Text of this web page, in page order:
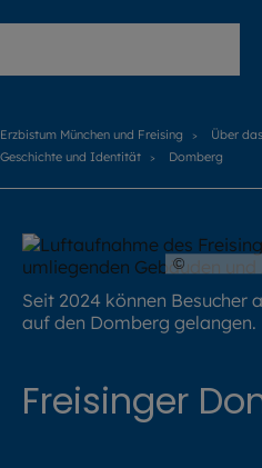
Erzbistum München und Freising
Über
Geschichte und Identität
Domberg
© Dirk
Seit 2024 können Besucher
auf den Domberg gelangen.
Freisinger